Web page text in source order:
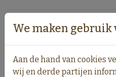
We maken gebruik
Aan de hand van cookies
wij en derde partijen